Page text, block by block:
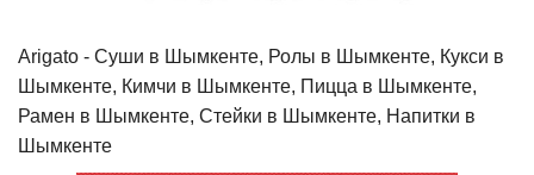
Arigato - Cуши в Шымкенте, Ролы в Шымкенте, Кукси в
Шымкенте, Кимчи в Шымкенте, Пицца в Шымкенте,
Рамен в Шымкенте, Стейки в Шымкенте, Напитки в
Шымкенте